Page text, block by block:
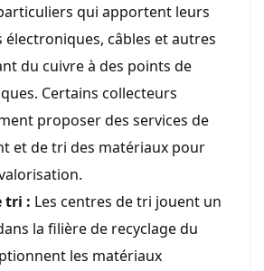
qui apportent leurs
électroniques, câbles et autres
du cuivre à des points de
Certains collecteurs
proposer des services de
et de tri des matériaux pour
tri : Les centres de tri jouent un
la filière de recyclage du
les matériaux